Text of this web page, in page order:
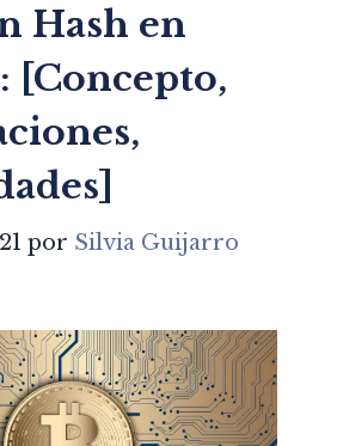
Hash en
[Concepto,
por Silvia Guijarro